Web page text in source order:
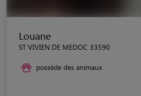
Louane
ST VIVIEN DE MEDOC 33590
possède des animaux